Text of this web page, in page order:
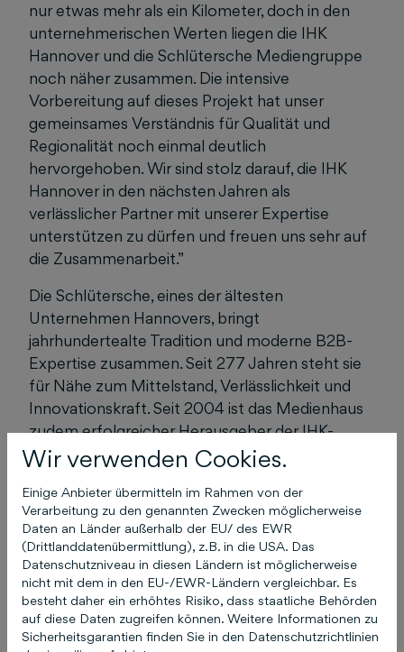
nur etwas mehr als ein Kilometer, doch in den
unternehmerischen Werten liegen die IHK
Hannover und die Schlütersche Mediengruppe
noch näher zusammen. Die intensive
Vorbereitung auf dieses Projekt hat unser
gemeinsames Verständnis für Qualität und
Regionalität noch einmal deutlich
hervorgehoben. Wir sind stolz darauf, die IHK
Hannover in den nächsten Jahren als
verlässlicher Partner mit unserer Expertise
unterstützen zu dürfen und freuen uns sehr auf
die Zusammenarbeit.”
Die Schlütersche, eines der ältesten
Unternehmen Hannovers, bringt
jahrhundertealte Tradition und moderne B2B-
Expertise zusammen. Seit 277 Jahren steht sie
für Nähe zum Mittelstand, Verlässlichkeit und
Innovationskraft. Seit 2004 ist das Medienhaus
zudem erfolgreicher Herausgeber der IHK-
Zeitschriften „Oldenburgische Wirtschaft“ und
umfassende Erfahrung im Bereich Corporate
Publishing belegt.
Stefan Noort, Leiter Kommunikation bei der IHK
Hannover: „Mit dem IHK-Magazin
Niedersächsische Wirtschaft werden wir ab
2025 den Fokus noch stärker auf das Thema
Wir verwenden Cookies.
Einige Anbieter übermitteln im Rahmen von der
Verarbeitung zu den genannten Zwecken möglicherweise
Daten an Länder außerhalb der EU/ des EWR
(Drittlanddatenübermittlung), z.B. in die USA. Das
Datenschutzniveau in diesen Ländern ist möglicherweise
nicht mit dem in den EU-/EWR-Ländern vergleichbar. Es
besteht daher ein erhöhtes Risiko, dass staatliche Behörden
auf diese Daten zugreifen können. Weitere Informationen zu
Sicherheitsgarantien finden Sie in den Datenschutzrichtlinien